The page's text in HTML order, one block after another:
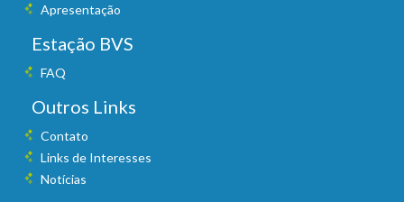
Apresentação
Estação BVS
FAQ
Outros Links
Contato
Links de Interesses
Notícias